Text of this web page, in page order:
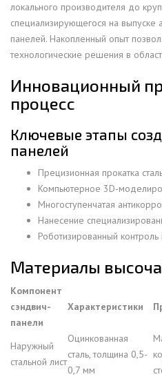
локального производителя до
специализирующегося на выпуске
панелей. Накопленный опыт
технологические решения в
Инновационный
процесс
Ключевые этапы
панелей
Прецизионная прокатка
Компьютерное 3D-
Многоступенчатая
Нанесение
Роботизированный контроль
Материалы
Компонент
сэндвич-
панели
Характеристики
Наружный
стальной лист
Оцинкованная
сталь, толщина 0,5-
0,7 мм